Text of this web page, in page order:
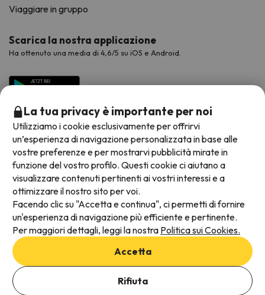
Aggiungi date per verificare la disponibilità
Viaggiare in gruppo
Scarica la nostra applicazione
Ha ottenuto una media di 4,6/5 su iOS e Android.
Metodi di pagamento disponibili
Termini e condizioni generali
Protezione dei dati
Informativa sui cookie
La tua privacy è importante per noi
Utilizziamo i cookie esclusivamente per offrirvi
un’esperienza di navigazione personalizzata in base alle
vostre preferenze e per mostrarvi pubblicità mirate in
funzione del vostro profilo. Questi cookie ci aiutano a
visualizzare contenuti pertinenti ai vostri interessi e a
ottimizzare il nostro sito per voi.
Facendo clic su "Accetta e continua", ci permetti di fornire
un'esperienza di navigazione più efficiente e pertinente.
Per maggiori dettagli, leggi la nostra Politica sui Cookies.
Accetta
Rifiuta